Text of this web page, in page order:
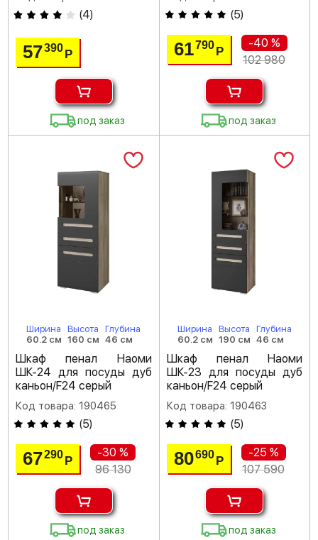
(4)
57390Р
под заказ
(5)
61790 Р
-40 %
102 980
под заказ
Ширина
60.2 см
Высота
160 см
Глубина
46 см
Шкаф пенал Наоми
ШК-24 для посуды дуб
каньон/F24 серый
Код товара: 190465
(5)
67290Р
-30 %
96 130
под заказ
Ширина
60.2 см
Высота
190 см
Глубина
46 см
Шкаф пенал Наоми
ШК-23 для посуды дуб
каньон/F24 серый
Код товара: 190463
(5)
80690 Р
-25 %
107 590
под заказ